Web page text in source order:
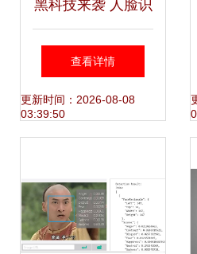
黑科技来袭 人脸识
别系统将亮相数博
会，带您提前一览
查看详情
更新时间：2026-08-08
03:39:50